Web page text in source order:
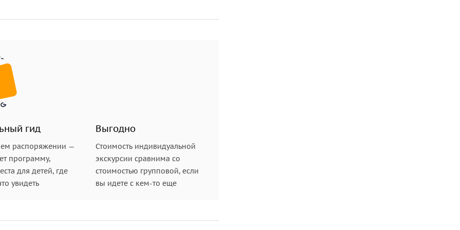
гид
распоряжении —
программу,
для детей, где
увидеть
Выгодно
Стоимость индивидуальной
экскурсии сравнима со
стоимостью групповой, если
вы идете с кем-то еще